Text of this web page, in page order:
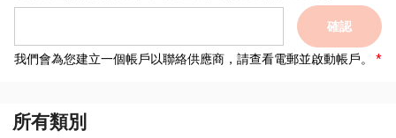
確認
我們會為您建立一個帳戶以聯絡供應商，請查看電郵並啟動帳戶。
所有類別